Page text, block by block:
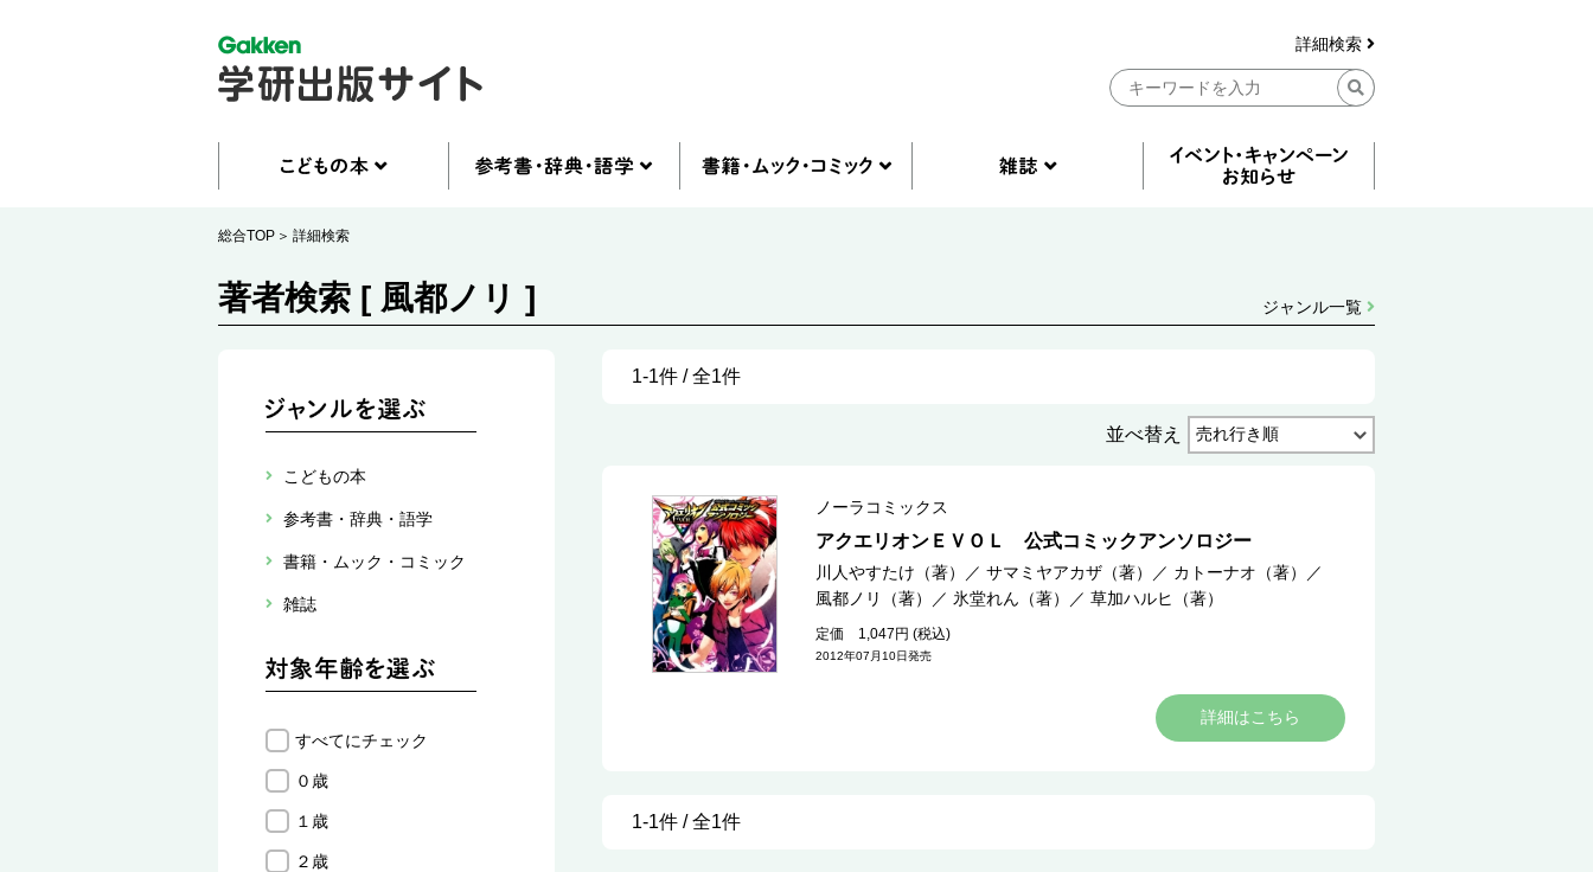
詳細検索
総合TOP 詳細検索
著者検索 [ 風都ノリ ] ジャンル一覧
こどもの本
参考書・辞典・語学
書籍・ムック・コミック
雑誌
すべてにチェック
０歳
１歳
２歳
1-1件 / 全1件
並べ替え
ノーラコミックス
アクエリオンＥＶＯＬ 公式コミックアンソロジー
川人やすたけ（著） ／ サマミヤアカザ（著） ／ カトーナオ（著）
／
風都ノリ（著）
／ 氷堂れん（著） ／ 草加ハルヒ（著）
定価 1,047円 (税込)
2012年07月10日発売
詳細はこちら
1-1件 / 全1件